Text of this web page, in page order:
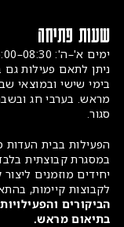
שעות פתיחה
א'–ה': 08:30–16:00
לתאם פעילות גם
שישי ובמוצאי שבת,
בערבי חג ובשבתות
בבית העדות
קבוצתית בלבד.
מוזמנים ליצור
קיימות, בהתאם
והפעילויות
מראש.